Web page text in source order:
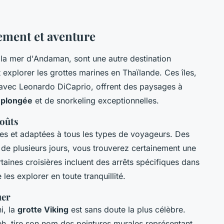
et aventure
mer d'Andaman, sont une autre destination
les grottes marines en Thaïlande. Ces îles,
Leonardo DiCaprio, offrent des paysages à
plongée et de snorkeling exceptionnelles.
et adaptées à tous les types de voyageurs. Des
plusieurs jours, vous trouverez certainement une
croisières incluent des arrêts spécifiques dans
explorer en toute tranquillité.
la grotte Viking est sans doute la plus célèbre.